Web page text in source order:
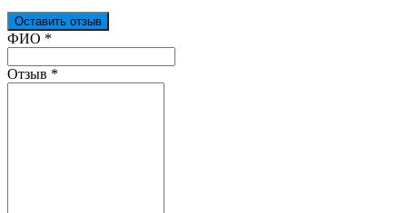
Оставить отзыв
Ваш отзыв был отправлен!
ФИО *
Отзыв *